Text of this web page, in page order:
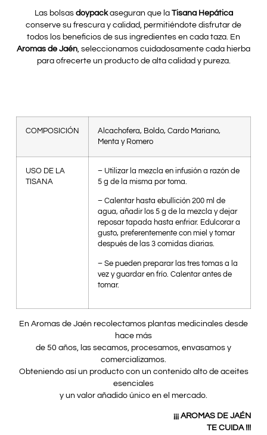
Las bolsasdoypackaseguran que la Tisana Hepática
conserve su frescura y calidad, permitiéndote disfrutar de
todos los beneficios de sus ingredientes en cada taza. En
Aromas de Jaén , seleccionamos cuidadosamente cada hierba
para ofrecerte un producto de alta calidad y pureza.
COMPOSICIÓN
Alcachofera, Boldo, Cardo Mariano,
Menta y Romero
USO DE LA
TISANA
– Utilizar la mezcla en infusión a razón de
5 g de la misma por toma.
– Calentar hasta ebullición 200 ml de
agua, añadir los 5 g de la mezcla y dejar
reposar tapada hasta enfriar. Edulcorar a
gusto, preferentemente con miel y tomar
después de las 3 comidas diarias.
– Se pueden preparar las tres tomas a la
vez y guardar en frío. Calentar antes de
tomar.
En Aromas de Jaén recolectamos plantas medicinales desde
hace más
de 50 años, las secamos, procesamos, envasamos y
comercializamos.
Obteniendo así un producto con un contenido alto de aceites
esenciales
y un valor añadido único en el mercado.
¡¡¡ AROMAS DE JAÉN
TE CUIDA !!!